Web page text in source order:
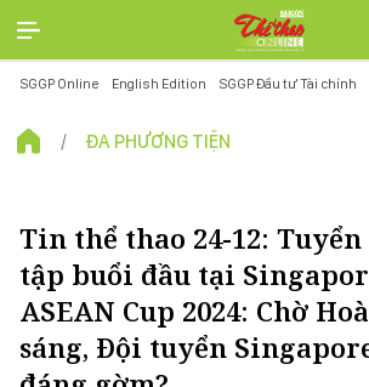
SGGP Online English Edition SGGP Đầu tư Tài chính
ĐA PHƯƠNG TIỆN
Tin thể thao 24-12:
tập buổi đầu tại
ASEAN Cup 2024: Chờ
sáng, Đội tuyển